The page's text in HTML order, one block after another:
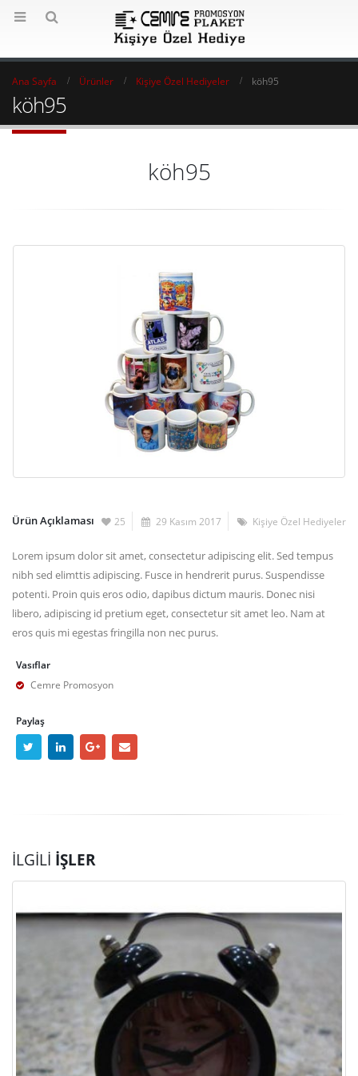
Ana Sayfa Ürünler Kişiye Özel Hediyeler köh95
köh95
köh95
Ürün Açıklaması 25 29 Kasım 2017 Kişiye Özel Hediyeler
Lorem ipsum dolor sit amet, consectetur adipiscing elit. Sed tempus
nibh sed elimttis adipiscing. Fusce in hendrerit purus. Suspendisse
potenti. Proin quis eros odio, dapibus dictum mauris. Donec nisi
libero, adipiscing id pretium eget, consectetur sit amet leo. Nam at
eros quis mi egestas fringilla non nec purus.
Vasıflar
Cemre Promosyon
Paylaş
İLGILI İŞLER